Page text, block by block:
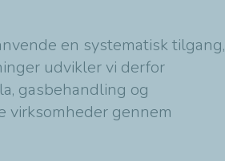
en systematisk tilgang,
udvikler vi derfor
gasbehandling og
virksomheder gennem